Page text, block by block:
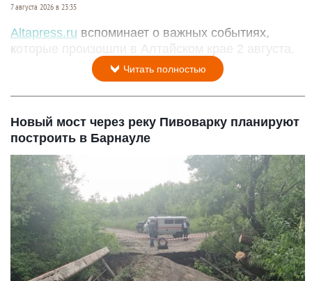
7 августа 2026 в 23:35
Altapress.ru вспоминает о важных событиях,
которые произошли в Алтайском крае 2 августа.
Читать полностью
Новый мост через реку Пивоварку планируют
построить в Барнауле